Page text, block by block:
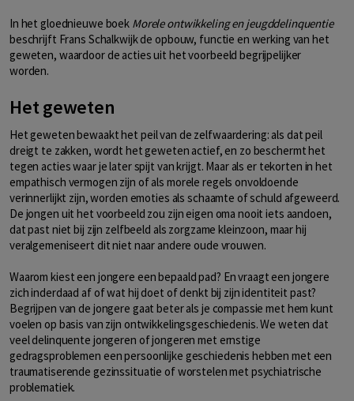
In het gloednieuwe boek Morele ontwikkeling en jeugddelinquentie
beschrijft Frans Schalkwijk de opbouw, functie en werking van het
geweten, waardoor de acties uit het voorbeeld begrijpelijker
worden.
Het geweten
Het geweten bewaakt het peil van de zelfwaardering: als dat peil
dreigt te zakken, wordt het geweten actief, en zo beschermt het
tegen acties waar je later spijt van krijgt. Maar als er tekorten in het
empathisch vermogen zijn of als morele regels onvoldoende
verinnerlijkt zijn, worden emoties als schaamte of schuld afgeweerd.
De jongen uit het voorbeeld zou zijn eigen oma nooit iets aandoen,
dat past niet bij zijn zelfbeeld als zorgzame kleinzoon, maar hij
veralgemeniseert dit niet naar andere oude vrouwen.
Waarom kiest een jongere een bepaald pad? En vraagt een jongere
zich inderdaad af of wat hij doet of denkt bij zijn identiteit past?
Begrijpen van de jongere gaat beter als je compassie met hem kunt
voelen op basis van zijn ontwikkelingsgeschiedenis. We weten dat
veel delinquente jongeren of jongeren met ernstige
gedragsproblemen een persoonlijke geschiedenis hebben met een
traumatiserende gezinssituatie of worstelen met psychiatrische
problematiek.